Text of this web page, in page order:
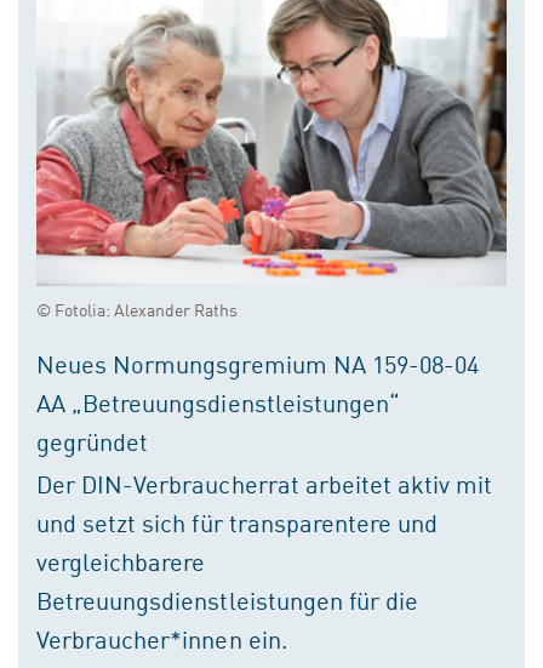
© Fotolia: Alexander Raths
Neues Normungsgremium NA 159-08-04
AA „Betreuungsdienstleistungen“
gegründet
Der DIN-Verbraucherrat arbeitet aktiv mit
und setzt sich für transparentere und
vergleichbarere
Betreuungsdienstleistungen für die
Verbraucher*innen ein.